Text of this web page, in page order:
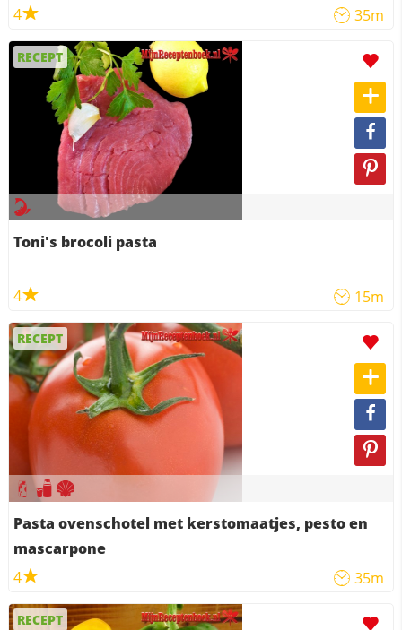
4 35m
RECEPT
Toni's brocoli pasta
4 15m
RECEPT
Pasta ovenschotel met kerstomaatjes, pesto en
mascarpone
4
35m
RECEPT